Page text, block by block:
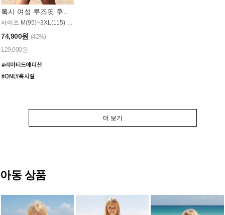
록시 여성 루즈핏 후드 래쉬가드 WT900BRX
사이즈 M(95)~3XL(115) / 롱기장 타입
74,900원 (42%)
129,000원
더 보기
아동 상품